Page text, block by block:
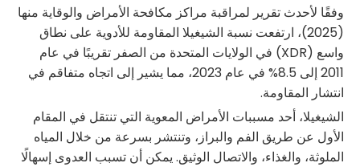
وفقًا لأحدث تقرير لمراقبة مراكز مكافحة الأمراض والوقاية منها
(2025)، ارتفعت نسبة الشيغيلا المقاومة للأدوية على نطاق
واسع (XDR) في الولايات المتحدة من الصفر تقريبًا في عام
2011 إلى 8.5% في عام 2023، مما يشير إلى اتجاه متفاقم في
انتشار المقاومة.
الشيغيلا، أحد مسببات الأمراض المعوية التي تنتقل في المقام
الأول عن طريق الفم والبراز، وتنتشر بسرعة من خلال المياه
الملوثة، والغذاء، والاتصال الوثيق. يمكن أن تسبب العدوى إسهالًا